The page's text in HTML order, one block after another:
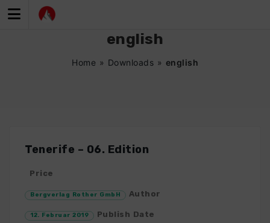
Inhalt
english
Home » Downloads » english
Tenerife – 06. Edition
Price
Bergverlag Rother GmbH Author
12. Februar 2019 Publish Date